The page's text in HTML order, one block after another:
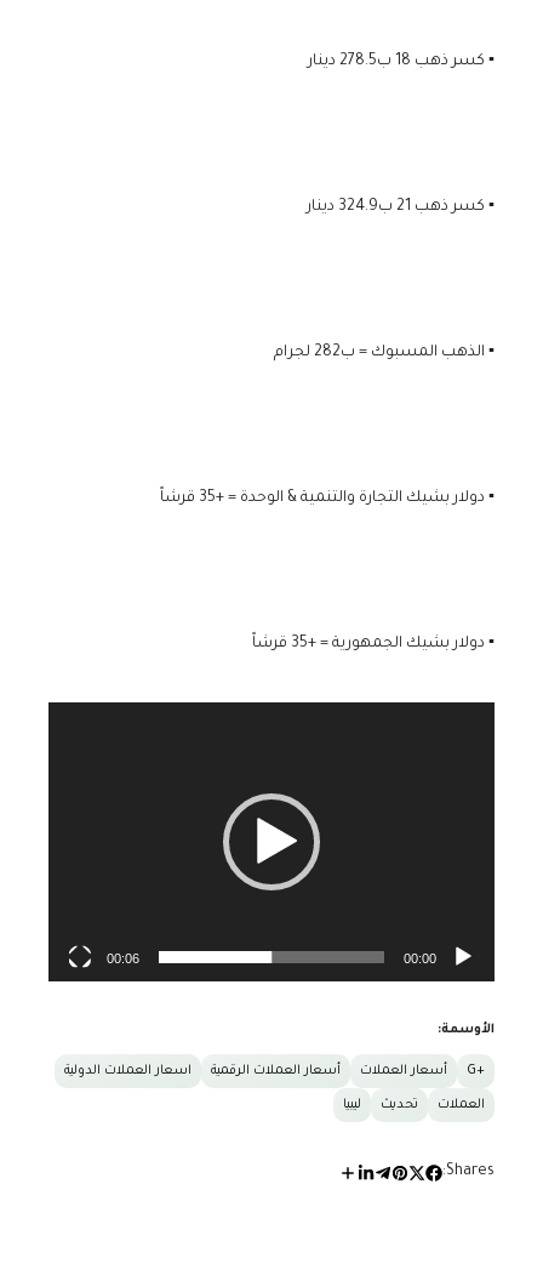
▪️ كسر ذهب 18 ب278.5 دينار
▪️ كسر ذهب 21 ب324.9 دينار
▪️ الذهب المسبوك = ب282 لجرام
▪️ دولار بشيك التجارة والتنمية & الوحدة = +35 قرشاً
▪️ دولار بشيك الجمهورية = +35 قرشاً
00:00
00:06
الأوسمة:
+G أسعار العملات أسعار العملات الرقمية اسعار العملات الدولية
العملات تحديث ليبيا
Shares: